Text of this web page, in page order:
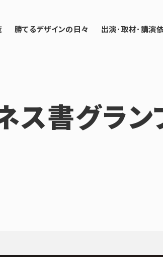
勝てるデザインの日々 出演･取材･講演
ス書グラ